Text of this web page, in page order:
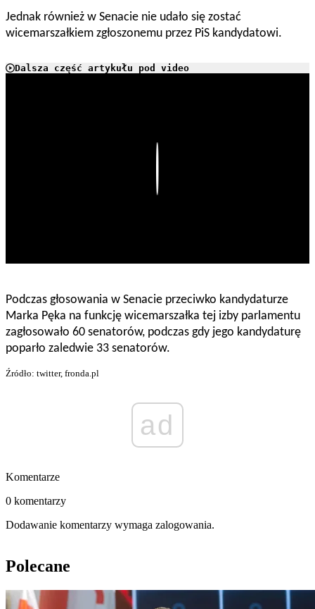
Jednak również w Senacie nie udało się zostać
wicemarszałkiem zgłoszonemu przez PiS kandydatowi.
Dalsza część artykułu pod video
Podczas głosowania w Senacie przeciwko kandydaturze
Marka Pęka na funkcję wicemarszałka tej izby parlamentu
zagłosowało 60 senatorów, podczas gdy jego kandydaturę
poparło zaledwie 33 senatorów.
Źródło: twitter, fronda.pl
ad
Komentarze
0 komentarzy
Dodawanie komentarzy wymaga zalogowania.
Polecane